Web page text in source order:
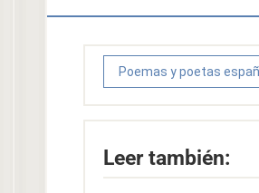
Poemas y poetas
Leer también: